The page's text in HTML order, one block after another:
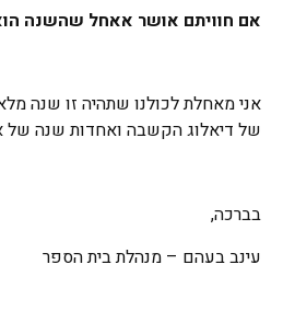
אם חוויתם אושר אאחל שהשנה
אני מאחלת לכולנו שתהיה זו שנה
של דיאלוג הקשבה ואחדות שנה של
בברכה,
עינב בעהם – מנהלת בית הספר